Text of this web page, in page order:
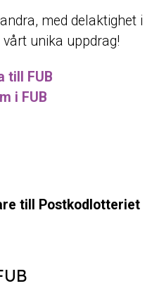
med delaktighet i
unika uppdrag!
till FUB
i FUB
till Postkodlotteriet